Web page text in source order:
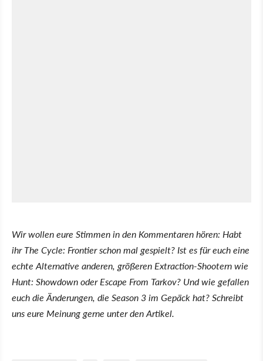
Wir wollen eure Stimmen in den Kommentaren hören: Habt
ihr The Cycle: Frontier schon mal gespielt? Ist es für euch eine
echte Alternative anderen, größeren Extraction-Shootern wie
Hunt: Showdown oder Escape From Tarkov? Und wie gefallen
euch die Änderungen, die Season 3 im Gepäck hat? Schreibt
uns eure Meinung gerne unter den Artikel.